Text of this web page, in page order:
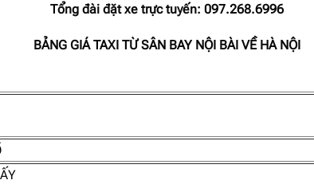
Tổng đài đặt xe trực tuyến: 097.268.6996
BẢNG GIÁ TAXI TỪ SÂN BAY NỘI BÀI VỀ HÀ NỘI